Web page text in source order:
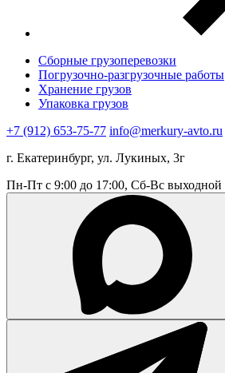
Сборные грузоперевозки
Погрузочно-разгрузочные работы
Хранение грузов
Упаковка грузов
+7 (912) 653-75-77 info@merkury-avto.ru
г. Екатеринбург, ул. Лукиных, 3г
Пн-Пт с 9:00 до 17:00, Сб-Вс выходной